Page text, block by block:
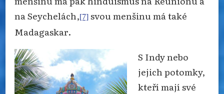
na Seychelách,[7] svou menšinu má také
Madagaskar.
S Indy nebo
jejich potomky,
kteří mají své